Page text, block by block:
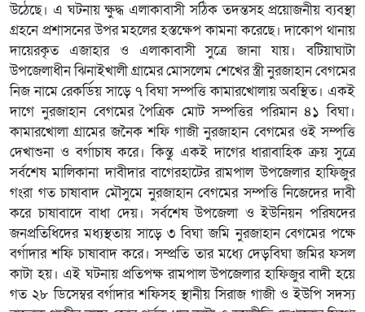
উঠেছে। এ ঘটনায় ক্ষুদ্ধ এলাকাবাসী সঠিক তদন্তসহ প্রয়োজনীয় ব্যবস্থা
গ্রহনে প্রশাসনের উপর মহলের হস্তক্ষেপ কামনা করেছে। দাকোপ থানায়
দায়েরকৃত এজাহার ও এলাকাবাসী সুত্রে জানা যায়। বটিয়াঘাটা
উপজেলাধীন ঝিনাইখালী গ্রামের মোসলেম শেখের স্ত্রী নুরজাহান বেগমের
নিজ নামে রেকর্ডিয় সাড়ে ৭ বিঘা সম্পত্তি কামারখোলায় অবস্থিত। একই
দাগে নুরজাহান বেগমের পৈত্রিক মোট সম্পত্তির পরিমান ৪১ বিঘা।
কামারখোলা গ্রামের জনৈক শফি গাজী নুরজাহান বেগমের ওই সম্পত্তি
দেখাশুনা ও বর্গাচাষ করে। কিন্তু একই দাগের ধারাবাহিক ক্রয় সুত্রে
সর্বশেষ মালিকানা দাবীদার বাগেরহাটের রামপাল উপজেলার হাফিজুর
গংরা গত চাষাবাদ মৌসুমে নুরজাহান বেগমের সম্পত্তি নিজেদের দাবী
করে চাষাবাদে বাধা দেয়। সর্বশেষ উপজেলা ও ইউনিয়ন পরিষদের
জনপ্রতিধিদের মধ্যস্থতায় সাড়ে ৩ বিঘা জমি নুরজাহান বেগমের পক্ষে
বর্গাদার শফি চাষাবাদ করে। সম্প্রতি তার মধ্যে দেড়বিঘা জমির ফসল
কাটা হয়। এই ঘটনায় প্রতিপক্ষ রামপাল উপজেলার হাফিজুর বাদী হয়ে
গত ২৮ ডিসেম্বর বর্গাদার শফিসহ স্থানীয় সিরাজ গাজী ও ইউপি সদস্য